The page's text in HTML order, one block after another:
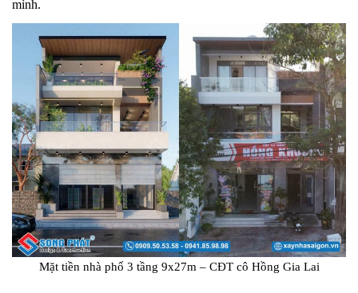
mình.
Mặt tiền nhà phố 3 tầng 9x27m – CĐT cô Hồng Gia Lai